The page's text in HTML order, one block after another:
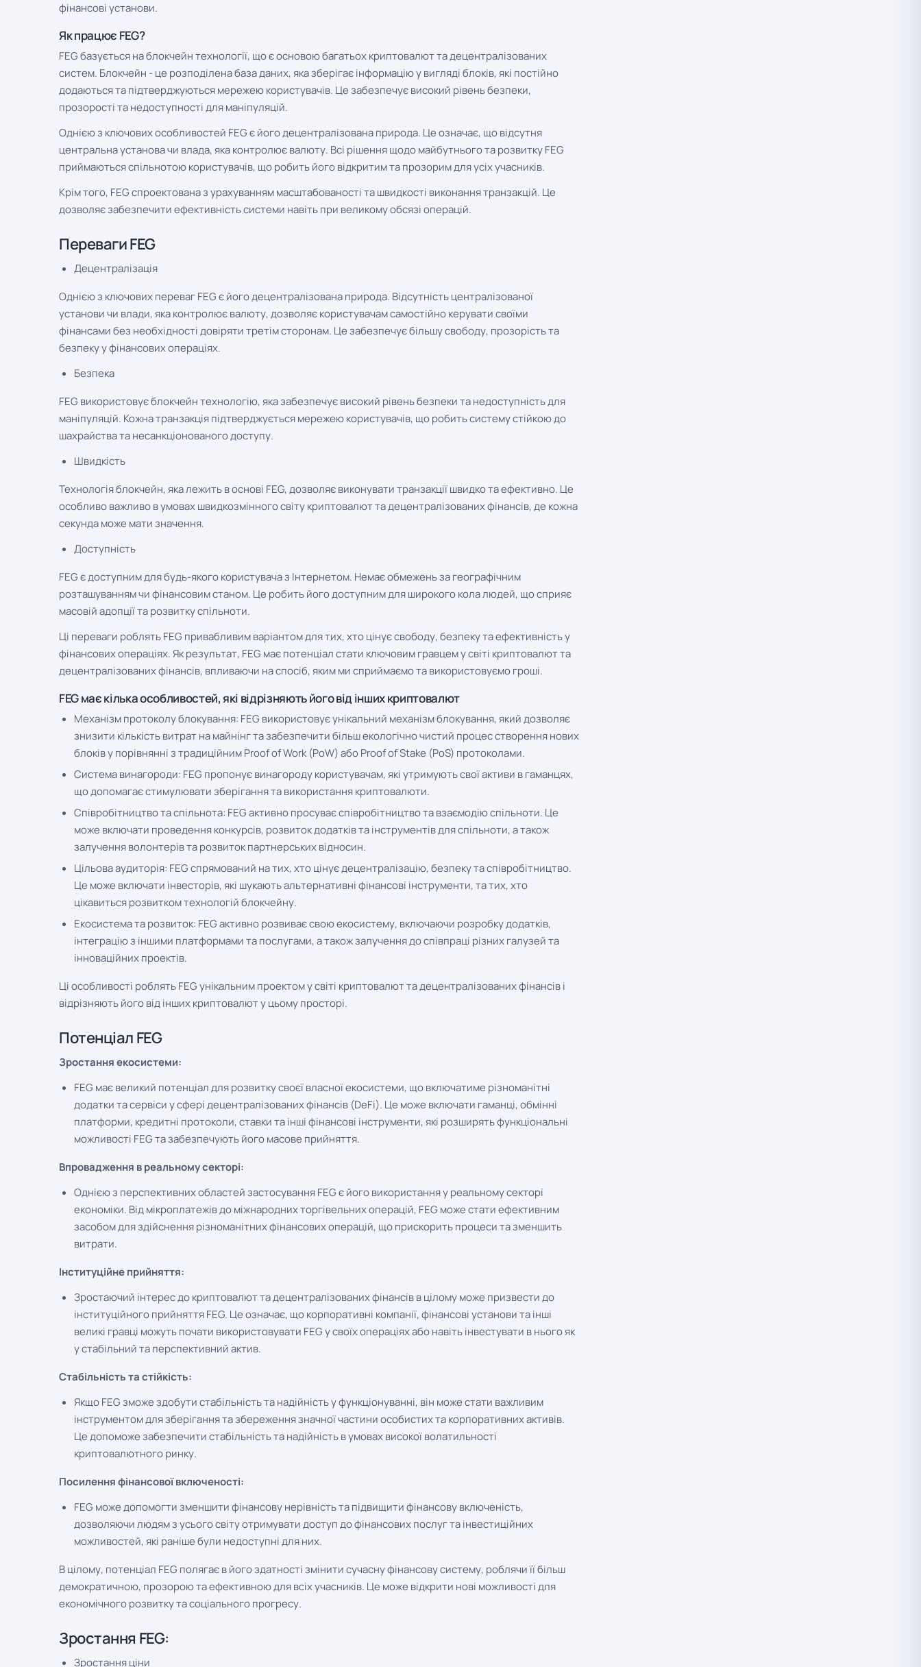
фінансові установи.
Як працює FEG?
FEG базується на блокчейн технології, що є основою багатьох криптовалют та децентралізованих
систем. Блокчейн - це розподілена база даних, яка зберігає інформацію у вигляді блоків, які постійно
додаються та підтверджуються мережею користувачів. Це забезпечує високий рівень безпеки,
прозорості та недоступності для маніпуляцій.
Однією з ключових особливостей FEG є його децентралізована природа. Це означає, що відсутня
центральна установа чи влада, яка контролює валюту. Всі рішення щодо майбутнього та розвитку FEG
приймаються спільнотою користувачів, що робить його відкритим та прозорим для усіх учасників.
Крім того, FEG спроектована з урахуванням масштабованості та швидкості виконання транзакцій. Це
дозволяє забезпечити ефективність системи навіть при великому обсязі операцій.
Переваги FEG
Децентралізація
Однією з ключових переваг FEG є його децентралізована природа. Відсутність централізованої
установи чи влади, яка контролює валюту, дозволяє користувачам самостійно керувати своїми
фінансами без необхідності довіряти третім сторонам. Це забезпечує більшу свободу, прозорість та
безпеку у фінансових операціях.
Безпека
FEG використовує блокчейн технологію, яка забезпечує високий рівень безпеки та недоступність для
маніпуляцій. Кожна транзакція підтверджується мережею користувачів, що робить систему стійкою до
шахрайства та несанкціонованого доступу.
Швидкість
Технологія блокчейн, яка лежить в основі FEG, дозволяє виконувати транзакції швидко та ефективно. Це
особливо важливо в умовах швидкозмінного світу криптовалют та децентралізованих фінансів, де кожна
секунда може мати значення.
Доступність
FEG є доступним для будь-якого користувача з Інтернетом. Немає обмежень за географічним
розташуванням чи фінансовим станом. Це робить його доступним для широкого кола людей, що сприяє
масовій адопції та розвитку спільноти.
Ці переваги роблять FEG привабливим варіантом для тих, хто цінує свободу, безпеку та ефективність у
фінансових операціях. Як результат, FEG має потенціал стати ключовим гравцем у світі криптовалют та
децентралізованих фінансів, впливаючи на спосіб, яким ми сприймаємо та використовуємо гроші.
FEG має кілька особливостей, які відрізняють його від інших криптовалют
Механізм протоколу блокування: FEG використовує унікальний механізм блокування, який дозволяє
знизити кількість витрат на майнінг та забезпечити більш екологічно чистий процес створення нових
блоків у порівнянні з традиційним Proof of Work (PoW) або Proof of Stake (PoS) протоколами.
Система винагороди: FEG пропонує винагороду користувачам, які утримують свої активи в гаманцях,
що допомагає стимулювати зберігання та використання криптовалюти.
Співробітництво та спільнота: FEG активно просуває співробітництво та взаємодію спільноти. Це
може включати проведення конкурсів, розвиток додатків та інструментів для спільноти, а також
залучення волонтерів та розвиток партнерських відносин.
Цільова аудиторія: FEG спрямований на тих, хто цінує децентралізацію, безпеку та співробітництво.
Це може включати інвесторів, які шукають альтернативні фінансові інструменти, та тих, хто
цікавиться розвитком технологій блокчейну.
Екосистема та розвиток: FEG активно розвиває свою екосистему, включаючи розробку додатків,
інтеграцію з іншими платформами та послугами, а також залучення до співпраці різних галузей та
інноваційних проектів.
Ці особливості роблять FEG унікальним проектом у світі криптовалют та децентралізованих фінансів і
відрізняють його від інших криптовалют у цьому просторі.
Потенціал FEG
Зростання екосистеми:
FEG має великий потенціал для розвитку своєї власної екосистеми, що включатиме різноманітні
додатки та сервіси у сфері децентралізованих фінансів (DeFi). Це може включати гаманці, обмінні
платформи, кредитні протоколи, ставки та інші фінансові інструменти, які розширять функціональні
можливості FEG та забезпечують його масове прийняття.
Впровадження в реальному секторі:
Однією з перспективних областей застосування FEG є його використання у реальному секторі
економіки. Від мікроплатежів до міжнародних торгівельних операцій, FEG може стати ефективним
засобом для здійснення різноманітних фінансових операцій, що прискорить процеси та зменшить
витрати.
Інституційне прийняття:
Зростаючий інтерес до криптовалют та децентралізованих фінансів в цілому може призвести до
інституційного прийняття FEG. Це означає, що корпоративні компанії, фінансові установи та інші
великі гравці можуть почати використовувати FEG у своїх операціях або навіть інвестувати в нього як
у стабільний та перспективний актив.
Стабільність та стійкість:
Якщо FEG зможе здобути стабільність та надійність у функціонуванні, він може стати важливим
інструментом для зберігання та збереження значної частини особистих та корпоративних активів.
Це допоможе забезпечити стабільність та надійність в умовах високої волатильності
криптовалютного ринку.
Посилення фінансової включеності:
FEG може допомогти зменшити фінансову нерівність та підвищити фінансову включеність,
дозволяючи людям з усього світу отримувати доступ до фінансових послуг та інвестиційних
можливостей, які раніше були недоступні для них.
В цілому, потенціал FEG полягає в його здатності змінити сучасну фінансову систему, роблячи її більш
демократичною, прозорою та ефективною для всіх учасників. Це може відкрити нові можливості для
економічного розвитку та соціального прогресу.
Зростання FEG:
Зростання ціни